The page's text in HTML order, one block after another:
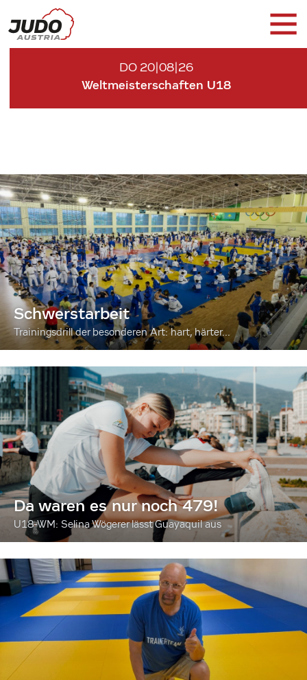
DO 20|08|26
Weltmeisterschaften U18
Schwerstarbeit
Trainingsdrill der besonderen Art: hart, härter...
Da waren es nur noch 479!
U18-WM: Selina Wögerer lässt Guayaquil aus